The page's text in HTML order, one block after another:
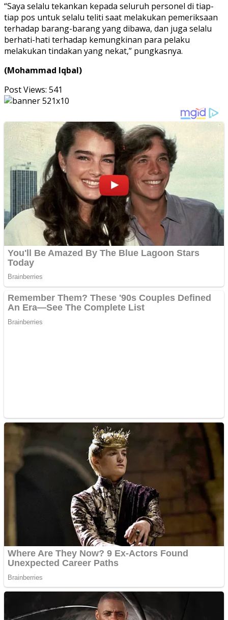
“Saya selalu tekankan kepada seluruh personel di tiap-
tiap pos untuk selalu teliti saat melakukan pemeriksaan
terhadap barang-barang yang dibawa, dan juga selalu
berhati-hati terhadap kemungkinan para pelaku
melakukan tindakan yang nekat,” pungkasnya.
(Mohammad Iqbal)
Post Views: 541